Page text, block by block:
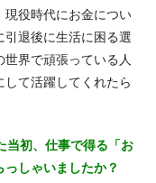
現役時代にお金につい
引退後に生活に困る選
界で頑張っている人
て活躍してくれたら
当初、仕事で得る「お
しゃいましたか？